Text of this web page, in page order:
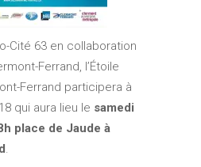
Cité 63 en collaboration
Ferrand, l’Étoile
Ferrand participera à
qui aura lieu le samedi
place de Jaude à
.